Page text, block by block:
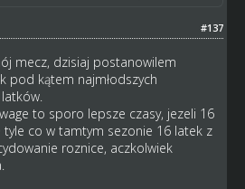
#137
mecz, dzisiaj postanowilem
pod kątem najmłodszych
to sporo lepsze czasy, jezeli 16
co w tamtym sezonie 16 latek z
roznice, aczkolwiek